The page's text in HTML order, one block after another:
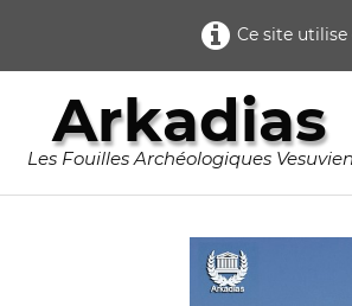
Ce site
Arkadias
Les Fouilles Archéologiques